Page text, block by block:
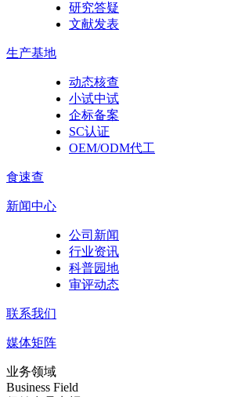
研究答疑
文献发表
生产基地
动态核查
小试中试
企标备案
SC认证
OEM/ODM代工
食速查
新闻中心
公司新闻
行业资讯
科普园地
审评动态
联系我们
媒体矩阵
业务领域
Business Field